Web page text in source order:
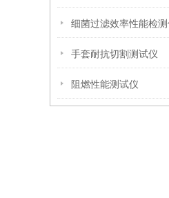
细菌过滤效率性能检测
手套耐抗切割测试仪
阻燃性能测试仪